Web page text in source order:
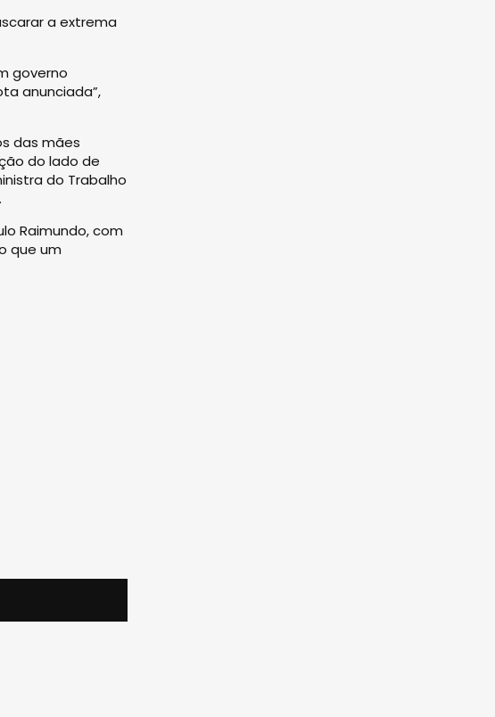
a extrema
governo
anunciada”,
das mães
do lado de
do Trabalho
Raimundo, com
que um